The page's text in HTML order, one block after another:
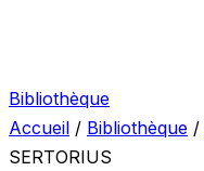
Bibliothèque
Accueil / Bibliothèque /
SERTORIUS